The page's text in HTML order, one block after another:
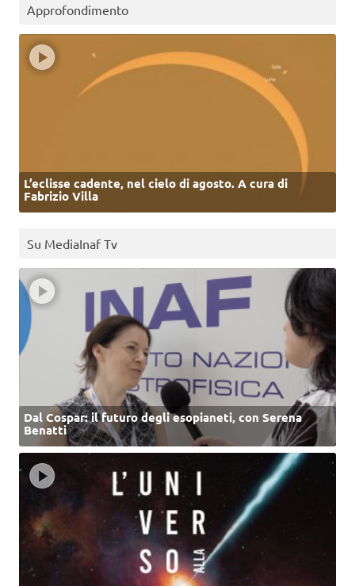
Approfondimento
L’eclisse cadente, nel cielo di agosto. A cura di
Fabrizio Villa
Su MediaInaf Tv
Dal Cospar: il futuro degli esopianeti, con Serena
Benatti